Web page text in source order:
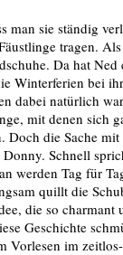
man sie ständig
tragen.
Da hat Ned
Winterferien bei
dabei natürlich
mit denen sich
Doch die Sache
Schnell
werden Tag für
quillt die
die so
Geschichte
Vorlesen im